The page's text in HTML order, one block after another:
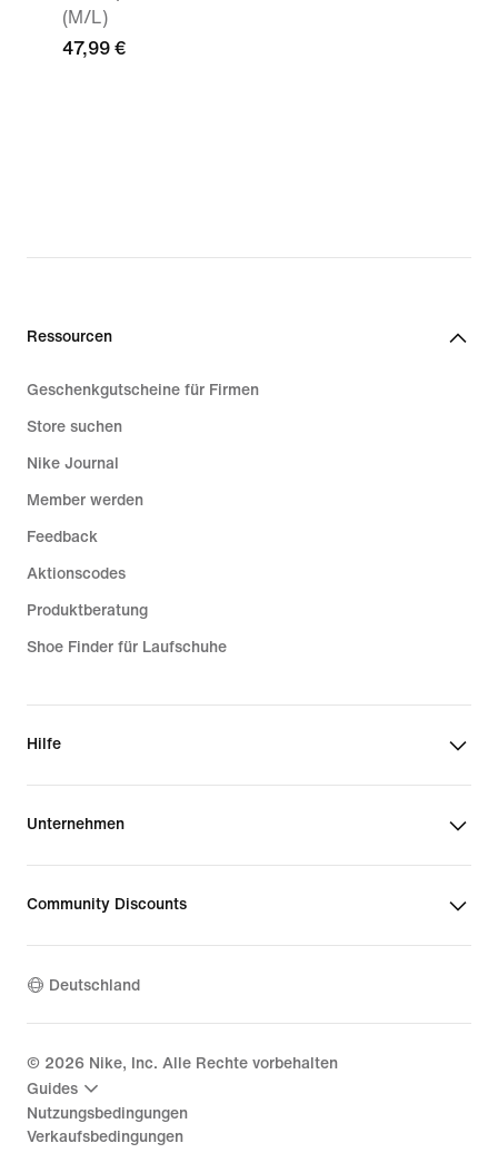
(M/L)
47,99 €
Ressourcen
Geschenkgutscheine für Firmen
Store suchen
Nike Journal
Member werden
Feedback
Aktionscodes
Produktberatung
Shoe Finder für Laufschuhe
Hilfe
Unternehmen
Community Discounts
Deutschland
© 2026 Nike, Inc. Alle Rechte vorbehalten
Guides
Nutzungsbedingungen
Verkaufsbedingungen